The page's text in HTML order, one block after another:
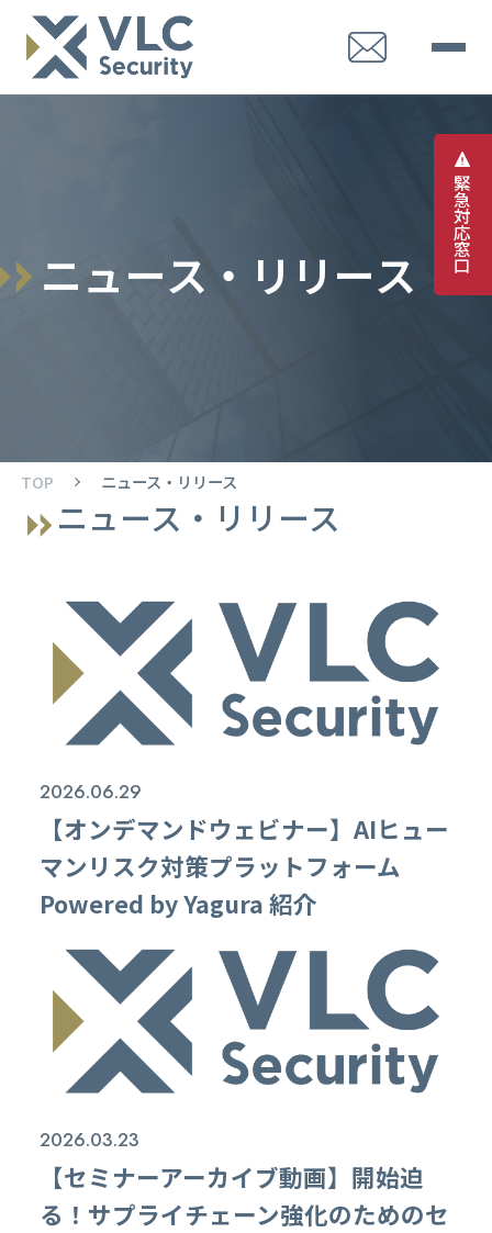
緊
急
対
応
窓
口
ニュース ・ リ リ ース
TOP ニュース・リリース
ニュース・リリース
2026.06.29
【オンデマンドウェビナー】AIヒュー
マンリスク対策プラットフォーム
Powered by Yagura 紹介
2026.03.23
【セミナーアーカイブ動画】開始迫
る！サプライチェーン強化のためのセ